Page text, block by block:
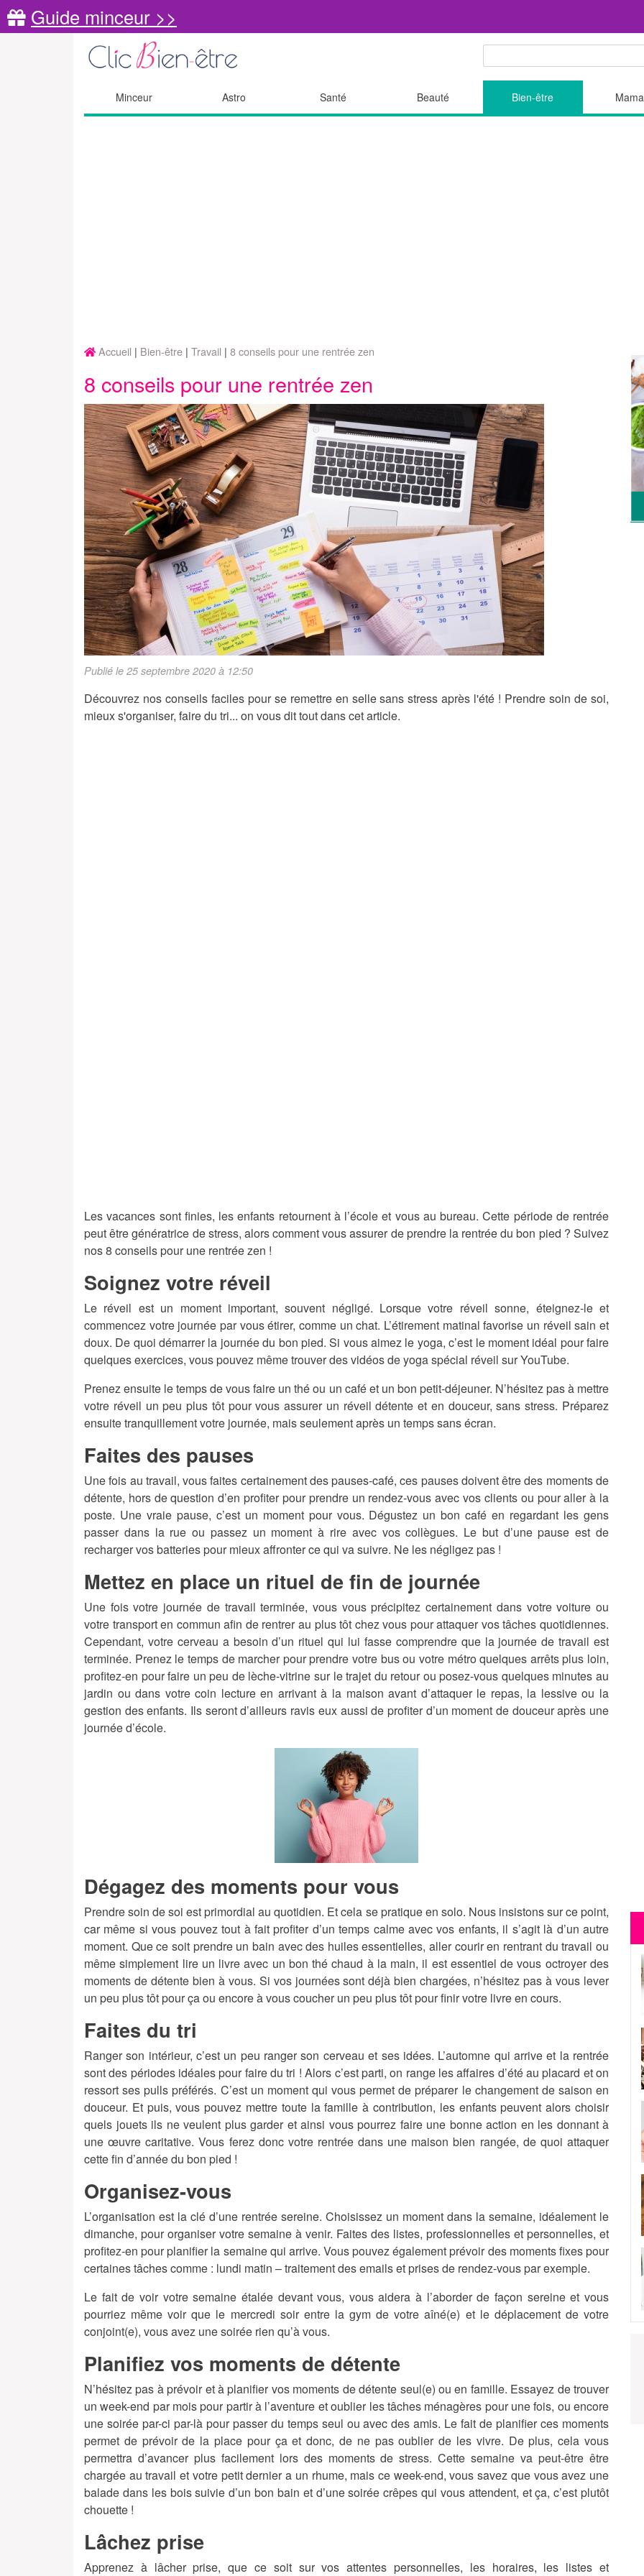
Guide minceur >>
Minceur Astro Santé Beauté Bien-être
Accueil Bien-être Travail 8 conseils pour une rentrée zen
8 conseils pour une rentrée zen
Publié le 25 septembre 2020 à 12:50
Découvrez nos conseils faciles pour se remettre en selle sans stress après l'été ! Prendre soin de soi,
mieux s'organiser, faire du tri... on vous dit tout dans cet article.
Les vacances sont finies, les enfants retournent à l’école et vous au bureau. Cette période de rentrée
peut être génératrice de stress, alors comment vous assurer de prendre la rentrée du bon pied ? Suivez
nos 8 conseils pour une rentrée zen !
Soignez votre réveil
Le réveil est un moment important, souvent négligé. Lorsque votre réveil sonne, éteignez-le et
commencez votre journée par vous étirer, comme un chat. L’étirement matinal favorise un réveil sain et
doux. De quoi démarrer la journée du bon pied. Si vous aimez le yoga, c’est le moment idéal pour faire
quelques exercices, vous pouvez même trouver des vidéos de yoga spécial réveil sur YouTube.
Prenez ensuite le temps de vous faire un thé ou un café et un bon petit-déjeuner. N’hésitez pas à mettre
votre réveil un peu plus tôt pour vous assurer un réveil détente et en douceur, sans stress. Préparez
ensuite tranquillement votre journée, mais seulement après un temps sans écran.
Faites des pauses
Une fois au travail, vous faites certainement des pauses-café, ces pauses doivent être des moments de
détente, hors de question d’en profiter pour prendre un rendez-vous avec vos clients ou pour aller à la
poste. Une vraie pause, c’est un moment pour vous. Dégustez un bon café en regardant les gens
passer dans la rue ou passez un moment à rire avec vos collègues. Le but d’une pause est de
recharger vos batteries pour mieux affronter ce qui va suivre. Ne les négligez pas !
Mettez en place un rituel de fin de journée
Une fois votre journée de travail terminée, vous vous précipitez certainement dans votre voiture ou
votre transport en commun afin de rentrer au plus tôt chez vous pour attaquer vos tâches quotidiennes.
Cependant, votre cerveau a besoin d’un rituel qui lui fasse comprendre que la journée de travail est
terminée. Prenez le temps de marcher pour prendre votre bus ou votre métro quelques arrêts plus loin,
profitez-en pour faire un peu de lèche-vitrine sur le trajet du retour ou posez-vous quelques minutes au
jardin ou dans votre coin lecture en arrivant à la maison avant d’attaquer le repas, la lessive ou la
gestion des enfants. Ils seront d’ailleurs ravis eux aussi de profiter d’un moment de douceur après une
journée d’école.
Dégagez des moments pour vous
Prendre soin de soi est primordial au quotidien. Et cela se pratique en solo. Nous insistons sur ce point,
car même si vous pouvez tout à fait profiter d’un temps calme avec vos enfants, il s’agit là d’un autre
moment. Que ce soit prendre un bain avec des huiles essentielles, aller courir en rentrant du travail ou
même simplement lire un livre avec un bon thé chaud à la main, il est essentiel de vous octroyer des
moments de détente bien à vous. Si vos journées sont déjà bien chargées, n’hésitez pas à vous lever
un peu plus tôt pour ça ou encore à vous coucher un peu plus tôt pour finir votre livre en cours.
Faites du tri
Ranger son intérieur, c’est un peu ranger son cerveau et ses idées. L’automne qui arrive et la rentrée
sont des périodes idéales pour faire du tri ! Alors c’est parti, on range les affaires d’été au placard et on
ressort ses pulls préférés. C’est un moment qui vous permet de préparer le changement de saison en
douceur. Et puis, vous pouvez mettre toute la famille à contribution, les enfants peuvent alors choisir
quels jouets ils ne veulent plus garder et ainsi vous pourrez faire une bonne action en les donnant à
une œuvre caritative. Vous ferez donc votre rentrée dans une maison bien rangée, de quoi attaquer
cette fin d’année du bon pied !
Organisez-vous
L’organisation est la clé d’une rentrée sereine. Choisissez un moment dans la semaine, idéalement le
dimanche, pour organiser votre semaine à venir. Faites des listes, professionnelles et personnelles, et
profitez-en pour planifier la semaine qui arrive. Vous pouvez également prévoir des moments fixes pour
certaines tâches comme : lundi matin – traitement des emails et prises de rendez-vous par exemple.
Le fait de voir votre semaine étalée devant vous, vous aidera à l’aborder de façon sereine et vous
pourriez même voir que le mercredi soir entre la gym de votre aîné(e) et le déplacement de votre
conjoint(e), vous avez une soirée rien qu’à vous.
Planifiez vos moments de détente
N’hésitez pas à prévoir et à planifier vos moments de détente seul(e) ou en famille. Essayez de trouver
un week-end par mois pour partir à l’aventure et oublier les tâches ménagères pour une fois, ou encore
une soirée par-ci par-là pour passer du temps seul ou avec des amis. Le fait de planifier ces moments
permet de prévoir de la place pour ça et donc, de ne pas oublier de les vivre. De plus, cela vous
permettra d’avancer plus facilement lors des moments de stress. Cette semaine va peut-être être
chargée au travail et votre petit dernier a un rhume, mais ce week-end, vous savez que vous avez une
balade dans les bois suivie d’un bon bain et d’une soirée crêpes qui vous attendent, et ça, c’est plutôt
chouette !
Lâchez prise
Apprenez à lâcher prise, que ce soit sur vos attentes personnelles, les horaires, les listes et